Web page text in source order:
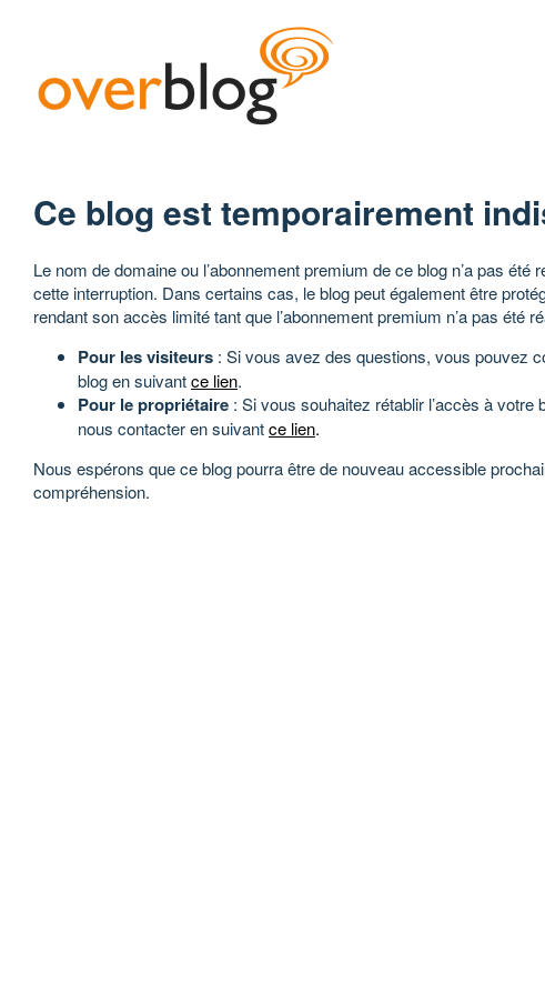
Ce blog est temporairement
Le nom de domaine ou l’abonnement premium de ce blog n’a pas été
cette interruption. Dans certains cas, le blog peut également être
rendant son accès limité tant que l’abonnement premium n’a pas été
Pour les visiteurs : Si vous avez des questions, vous pouvez
blog en suivantce lien.
Pour le propriétaire : Si vous souhaitez rétablir l’accès à votre
nous contacter en suivantce lien.
Nous espérons que ce blog pourra être de nouveau accessible
compréhension.